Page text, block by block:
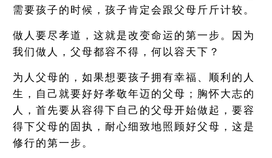
需要孩子的时候，孩子肯定会跟父母斤斤计较。
做人要尽孝道，这就是改变命运的第一步。因为
我们做人，父母都容不得，何以容天下？
为人父母的，如果想要孩子拥有幸福、顺利的人
生，自己就要好好孝敬年迈的父母；胸怀大志的
人，首先要从容得下自己的父母开始做起，要容
得下父母的固执，耐心细致地照顾好父母，这是
修行的第一步。